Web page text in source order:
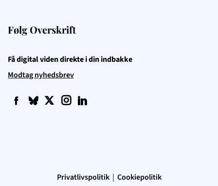
Følg Overskrift
Få digital viden direkte i din indbakke
Modtag nyhedsbrev
f q t i l
Privatlivspolitik| Cookiepolitik